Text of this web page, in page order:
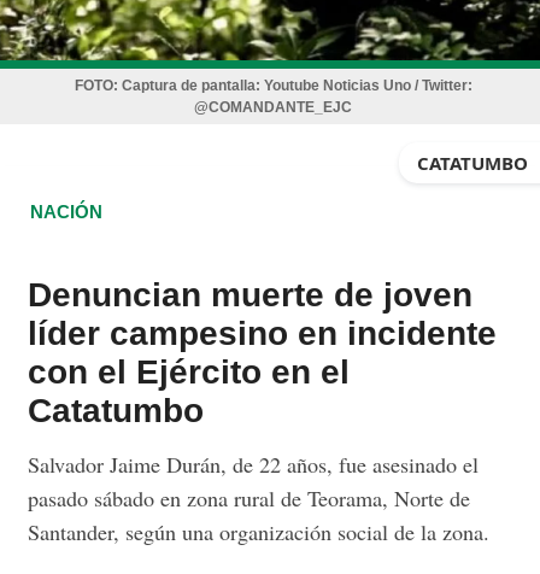
FOTO: Captura de pantalla: Youtube Noticias Uno / Twitter:
@COMANDANTE_EJC
CATATUMBO
NACIÓN
Denuncian muerte de joven
líder campesino en incidente
con el Ejército en el
Catatumbo
Salvador Jaime Durán, de 22 años, fue asesinado el
pasado sábado en zona rural de Teorama, Norte de
Santander, según una organización social de la zona.